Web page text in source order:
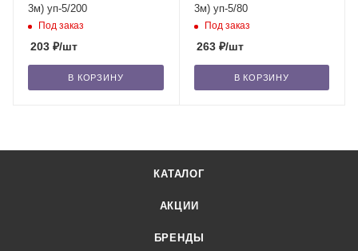
3м) уп-5/200
Под заказ
203 ₽/шт
В КОРЗИНУ
3м) уп-5/80
Под заказ
263₽/шт
В КОРЗИНУ
КАТАЛОГ
АКЦИИ
БРЕНДЫ